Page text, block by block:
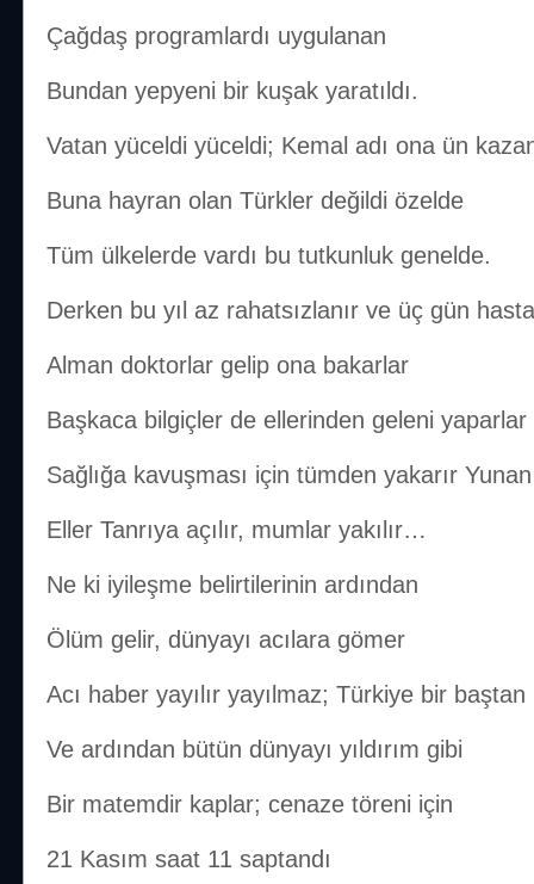
Çağdaş programlardı uygulanan
Bundan yepyeni bir kuşak yaratıldı.
Vatan yüceldi yüceldi; Kemal adı ona ün
Buna hayran olan Türkler değildi özelde
Tüm ülkelerde vardı bu tutkunluk genelde.
Derken bu yıl az rahatsızlanır ve üç gün
Alman doktorlar gelip ona bakarlar
Başkaca bilgiçler de ellerinden geleni yaparlar
Sağlığa kavuşması için tümden yakarır Yunan
Eller Tanrıya açılır, mumlar yakılır…
Ne ki iyileşme belirtilerinin ardından
Ölüm gelir, dünyayı acılara gömer
Acı haber yayılır yayılmaz; Türkiye bir
Ve ardından bütün dünyayı yıldırım gibi
Bir matemdir kaplar; cenaze töreni için
21 Kasım saat 11 saptandı